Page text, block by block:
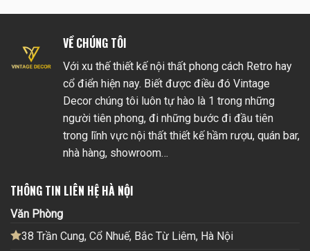
VỀ CHÚNG TÔI
Với xu thế thiết kế nội thất phong cách Retro hay
cổ điển hiện nay. Biết được điều đó Vintage
Decor chúng tôi luôn tự hào là 1 trong những
người tiên phong, đi những bước đi đầu tiên
trong lĩnh vực nội thất thiết kế hầm rượu, quán bar,
nhà hàng, showroom…
THÔNG TIN LIÊN HỆ HÀ NỘI
Văn Phòng
38 Trần Cung, Cổ Nhuế, Bắc Từ Liêm, Hà Nội